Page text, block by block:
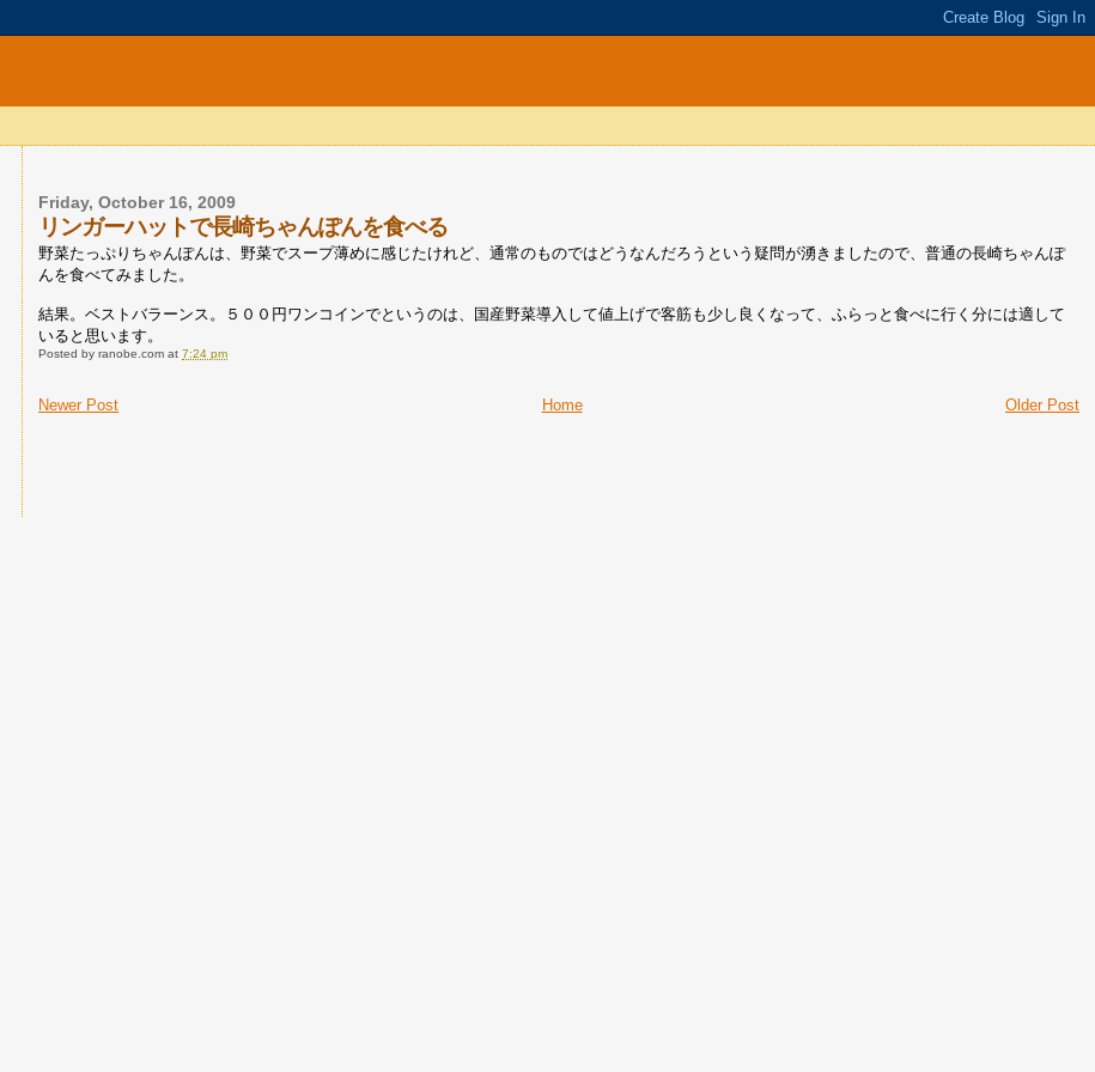
Friday, October 16, 2009
リンガーハットで長崎ちゃんぽんを食べる
野菜たっぷりちゃんぽんは、野菜でスープ薄めに感じたけれど、通常のものではどうなんだろうという疑問が湧きましたので、普通の長崎ちゃんぽ
んを食べてみました。
結果。ベストバラーンス。５００円ワンコインでというのは、国産野菜導入して値上げで客筋も少し良くなって、ふらっと食べに行く分には適して
いると思います。
Posted byranobe.com at7:24 pm
Newer Post Older Post
Home